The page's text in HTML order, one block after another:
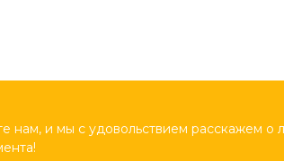
нам, и мы с удовольствием расскажем о